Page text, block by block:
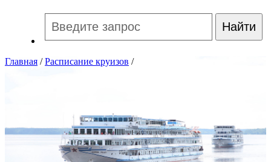
Главная /Расписание круизов /